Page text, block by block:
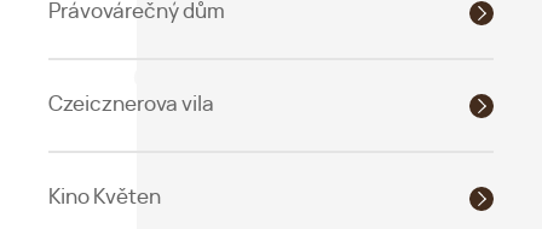
Právovárečný dům
Czeicznerova vila
Kino Květen